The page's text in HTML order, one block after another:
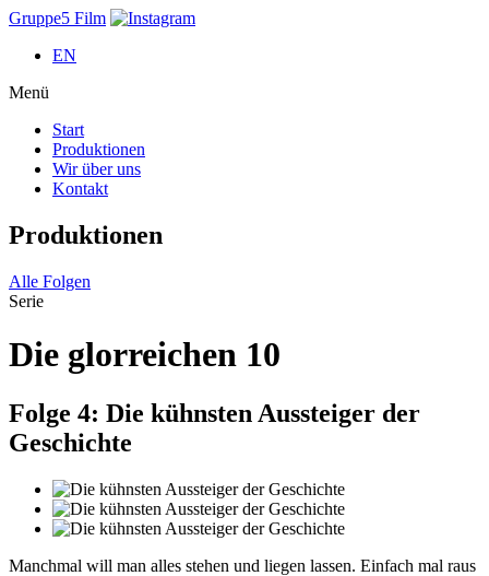
Gruppe5 Film
EN
Menü
Start
Produktionen
Wir über uns
Kontakt
Produktionen
Alle Folgen
Serie
Die glorreichen 10
Folge 4: Die kühnsten Aussteiger der
Geschichte
Manchmal will man alles stehen und liegen lassen. Einfach mal raus